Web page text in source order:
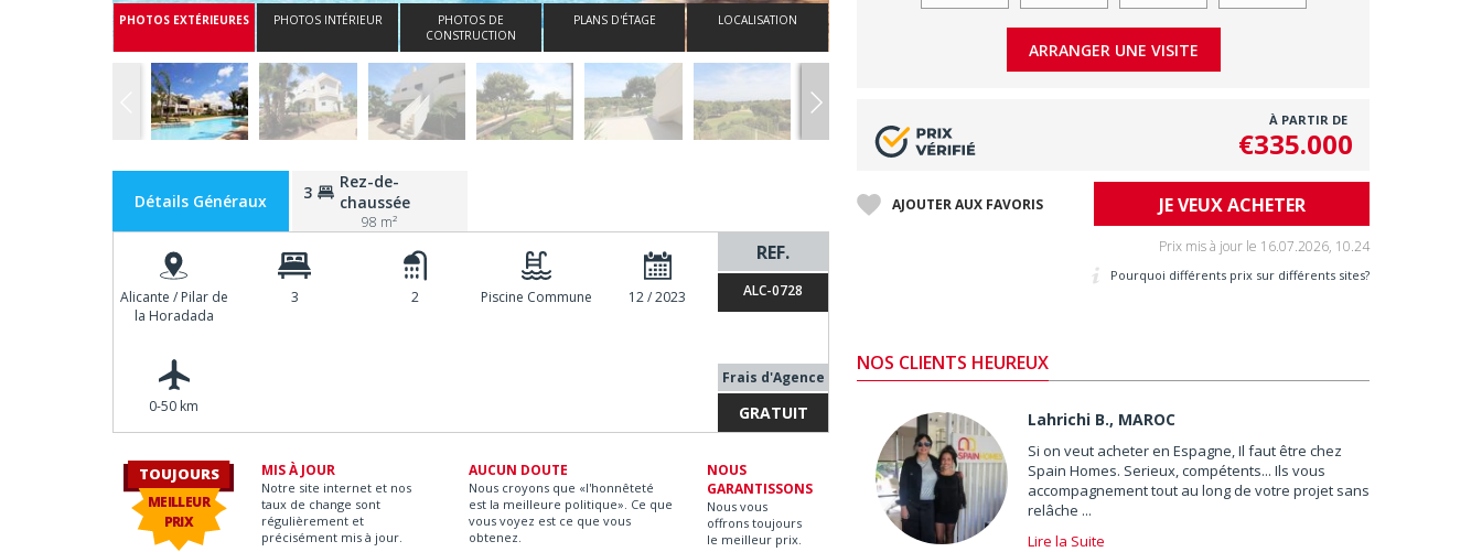
PHOTOS EXTÉRIEURES PHOTOS INTÉRIEUR
PHOTOS DE
CONSTRUCTION
PLANS D'ÉTAGE LOCALISATION
Détails Généraux 3
Rez-de-
chaussée
98 m²
REF.
ALC-0728
Frais d'Agence
GRATUIT
Alicante / Pilar de
la Horadada
3 2 Piscine Commune 12 / 2023
0-50 km
TOUJOURS
MEILLEUR
PRIX
MIS À JOUR
Notre site internet et nos
taux de change sont
régulièrement et
précisément mis à jour.
AUCUN DOUTE
Nous croyons que «l'honnêteté
est la meilleure politique». Ce que
vous voyez est ce que vous
obtenez.
NOUS
GARANTISSONS
Nous vous
offrons toujours
le meilleur prix.
À PARTIR DE
€335.000
AJOUTER AUX FAVORIS JE VEUX ACHETER
Prix mis à jour le 16.07.2026, 10.24
Pourquoi différents prix sur différents sites?
NOS CLIENTS HEUREUX
Lahrichi B., MAROC
Si on veut acheter en Espagne, Il faut être chez
Spain Homes. Serieux, compétents... Ils vous
accompagnement tout au long de votre projet sans
relâche ...
Lire la Suite